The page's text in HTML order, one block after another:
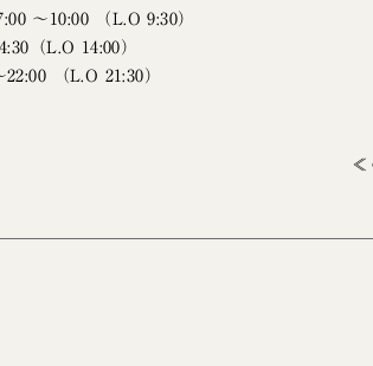
〜10:00 （L.O 9:30）
（L.O 14:00）
（L.O 21:30）
≪